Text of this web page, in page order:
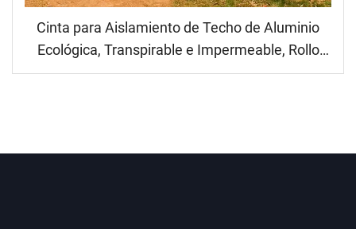
Cinta para Aislamiento de Techo de Aluminio
Ecológica, Transpirable e Impermeable, Rollo
para Revestimiento de Paredes Respirable